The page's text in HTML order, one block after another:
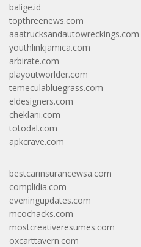
balige.id
topthreenews.com
aaatrucksandautowreckings.com
youthlinkjamica.com
arbirate.com
playoutworlder.com
temeculabluegrass.com
eldesigners.com
cheklani.com
totodal.com
apkcrave.com
bestcarinsurancewsa.com
complidia.com
eveningupdates.com
mcochacks.com
mostcreativeresumes.com
oxcarttavern.com